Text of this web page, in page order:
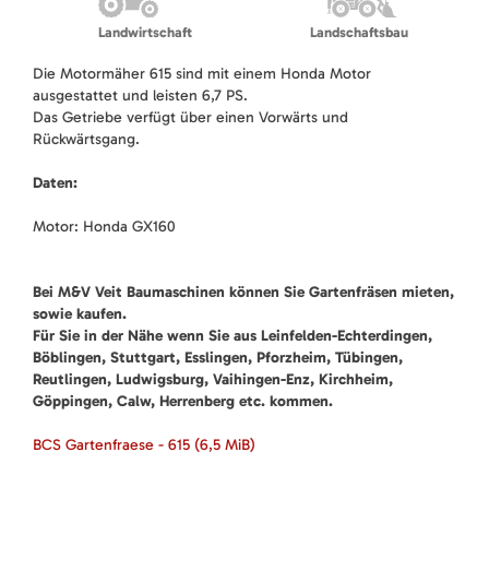
Landwirtschaft Landschaftsbau
Die Motormäher 615 sind mit einem Honda Motor
ausgestattet und leisten 6,7 PS.
Das Getriebe verfügt über einen Vorwärts und
Rückwärtsgang.
Daten:
Motor: Honda GX160
Bei M&V Veit Baumaschinen können Sie Gartenfräsen mieten,
sowie kaufen.
Für Sie in der Nähe wenn Sie aus Leinfelden-Echterdingen,
Böblingen, Stuttgart, Esslingen, Pforzheim, Tübingen,
Reutlingen, Ludwigsburg, Vaihingen-Enz, Kirchheim,
Göppingen, Calw, Herrenberg etc. kommen.
BCS Gartenfraese - 615 (6,5 MiB)